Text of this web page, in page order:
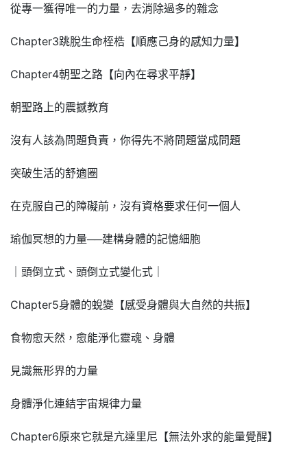
從專一獲得唯一的力量，去消除過多的雜念
Chapter3跳脫生命桎梏【順應己身的感知力量】
Chapter4朝聖之路【向內在尋求平靜】
朝聖路上的震撼教育
沒有人該為問題負責，你得先不將問題當成問題
突破生活的舒適圈
在克服自己的障礙前，沒有資格要求任何一個人
瑜伽冥想的力量──建構身體的記憶細胞
｜頭倒立式、頭倒立式變化式｜
Chapter5身體的蛻變【感受身體與大自然的共振】
食物愈天然，愈能淨化靈魂、身體
見識無形界的力量
身體淨化連結宇宙規律力量
Chapter6原來它就是亢達里尼【無法外求的能量覺醒】